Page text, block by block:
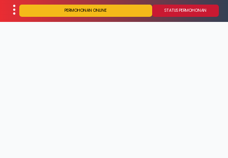
PERMOHONAN ONLINE STATUS PERMOHONAN